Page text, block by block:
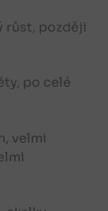
růst, později
po celé
velmi